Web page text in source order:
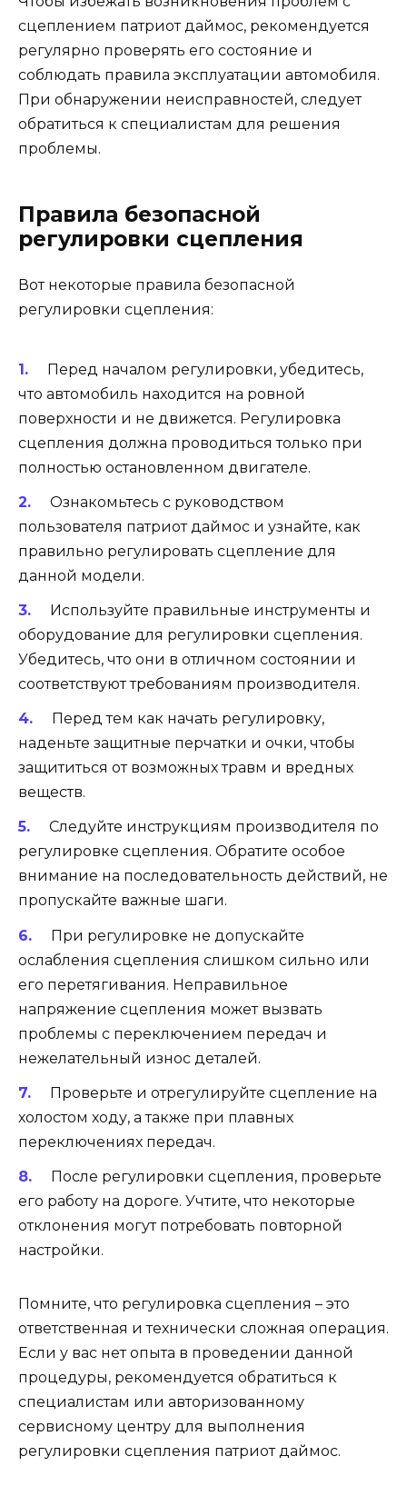
сцеплением патриот даймос, рекомендуется
регулярно проверять его состояние и
соблюдать правила эксплуатации автомобиля.
При обнаружении неисправностей, следует
обратиться к специалистам для решения
проблемы.
Правила безопасной
регулировки сцепления
Вот некоторые правила безопасной
регулировки сцепления:
Перед началом регулировки, убедитесь,
что автомобиль находится на ровной
поверхности и не движется. Регулировка
сцепления должна проводиться только при
полностью остановленном двигателе.
Ознакомьтесь с руководством
пользователя патриот даймос и узнайте, как
правильно регулировать сцепление для
данной модели.
Используйте правильные инструменты и
оборудование для регулировки сцепления.
Убедитесь, что они в отличном состоянии и
соответствуют требованиям производителя.
Перед тем как начать регулировку,
наденьте защитные перчатки и очки, чтобы
защититься от возможных травм и вредных
веществ.
Следуйте инструкциям производителя по
регулировке сцепления. Обратите особое
внимание на последовательность действий, не
пропускайте важные шаги.
При регулировке не допускайте
ослабления сцепления слишком сильно или
его перетягивания. Неправильное
напряжение сцепления может вызвать
проблемы с переключением передач и
нежелательный износ деталей.
Проверьте и отрегулируйте сцепление на
холостом ходу, а также при плавных
переключениях передач.
После регулировки сцепления, проверьте
его работу на дороге. Учтите, что некоторые
отклонения могут потребовать повторной
настройки.
Помните, что регулировка сцепления – это
ответственная и технически сложная операция.
Если у вас нет опыта в проведении данной
процедуры, рекомендуется обратиться к
специалистам или авторизованному
сервисному центру для выполнения
регулировки сцепления патриот даймос.